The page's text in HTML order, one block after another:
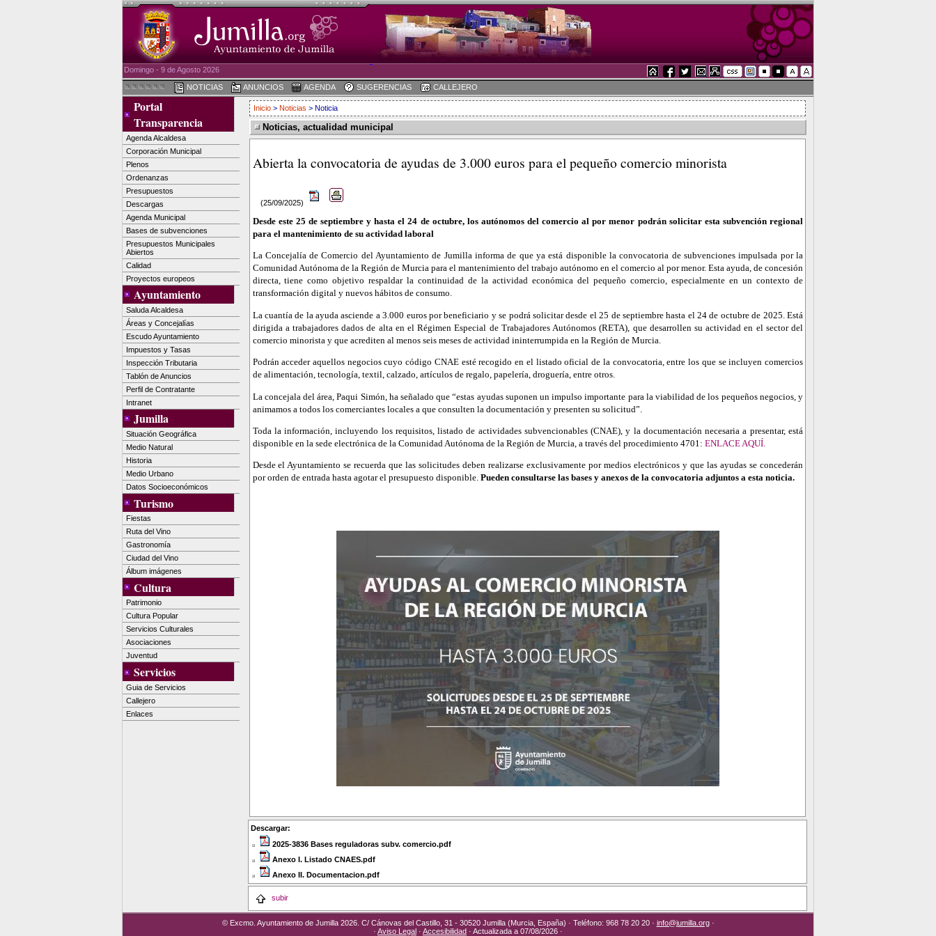
Domingo - 9 de Agosto 2026
NOTICIAS ANUNCIOS AGENDA SUGERENCIAS CALLEJERO
Portal
Transparencia
Agenda Alcaldesa
Corporación Municipal
Plenos
Ordenanzas
Presupuestos
Descargas
Agenda Municipal
Bases de subvenciones
Presupuestos Municipales
Abiertos
Calidad
Proyectos europeos
Ayuntamiento
Saluda Alcaldesa
Áreas y Concejalías
Escudo Ayuntamiento
Impuestos y Tasas
Inspección Tributaria
Tablón de Anuncios
Perfil de Contratante
Intranet
Jumilla
Situación Geográfica
Medio Natural
Historia
Medio Urbano
Datos Socioeconómicos
Turismo
Fiestas
Ruta del Vino
Gastronomía
Ciudad del Vino
Álbum imágenes
Cultura
Patrimonio
Cultura Popular
Servicios Culturales
Asociaciones
Juventud
Servicios
Guia de Servicios
Callejero
Enlaces
Inicio > Noticias > Noticia
Noticias, actualidad municipal
Abierta la convocatoria de ayudas de 3.000 euros para el pequeño comercio minorista
(25/09/2025)
Desde este 25 de septiembre y hasta el 24 de octubre, los autónomos del comercio al por menor podrán solicitar esta subvención regional
para el mantenimiento de su actividad laboral
La Concejalía de Comercio del Ayuntamiento de Jumilla informa de que ya está disponible la convocatoria de subvenciones impulsada por la
Comunidad Autónoma de la Región de Murcia para el mantenimiento del trabajo autónomo en el comercio al por menor. Esta ayuda, de concesión
directa, tiene como objetivo respaldar la continuidad de la actividad económica del pequeño comercio, especialmente en un contexto de
transformación digital y nuevos hábitos de consumo.
La cuantía de la ayuda asciende a 3.000 euros por beneficiario y se podrá solicitar desde el 25 de septiembre hasta el 24 de octubre de 2025. Está
dirigida a trabajadores dados de alta en el Régimen Especial de Trabajadores Autónomos (RETA), que desarrollen su actividad en el sector del
comercio minorista y que acrediten al menos seis meses de actividad ininterrumpida en la Región de Murcia.
Podrán acceder aquellos negocios cuyo código CNAE esté recogido en el listado oficial de la convocatoria, entre los que se incluyen comercios
de alimentación, tecnología, textil, calzado, artículos de regalo, papelería, droguería, entre otros.
La concejala del área, Paqui Simón, ha señalado que “estas ayudas suponen un impulso importante para la viabilidad de los pequeños negocios, y
animamos a todos los comerciantes locales a que consulten la documentación y presenten su solicitud”.
Toda la información, incluyendo los requisitos, listado de actividades subvencionables (CNAE), y la documentación necesaria a presentar, está
disponible en la sede electrónica de la Comunidad Autónoma de la Región de Murcia, a través del procedimiento 4701: ENLACE AQUÍ.
Desde el Ayuntamiento se recuerda que las solicitudes deben realizarse exclusivamente por medios electrónicos y que las ayudas se concederán
por orden de entrada hasta agotar el presupuesto disponible. Pueden consultarse las bases y anexos de la convocatoria adjuntos a esta noticia.
Descargar:
2025-3836 Bases reguladoras subv. comercio.pdf
Anexo I. Listado CNAES.pdf
Anexo II. Documentacion.pdf
subir
© Excmo. Ayuntamiento de Jumilla 2026. C/ Cánovas del Castillo, 31 - 30520 Jumilla (Murcia, España) · Teléfono: 968 78 20 20 · info@jumilla.org·
· Aviso Legal · Accesibilidad · Actualizada a 07/08/2026 ·